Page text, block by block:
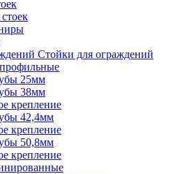
Стойки для ограждений
25мм
38мм
крепление
42,4мм
крепление
50,8мм
крепление